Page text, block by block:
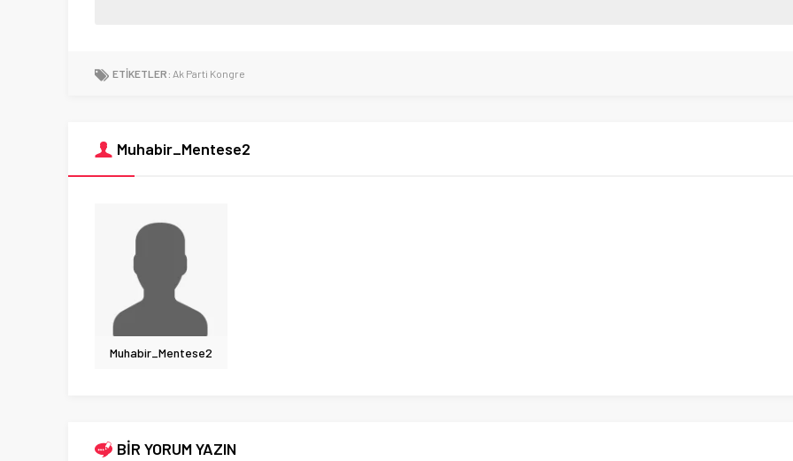
ETİKETLER: Ak Parti Kongre
Muhabir_Mentese2
Muhabir_Mentese2
BİR YORUM YAZIN